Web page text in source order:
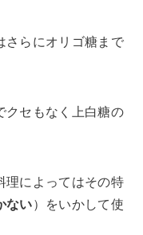
さらにオリゴ糖まで
クセもなく上白糖の
理によってはその特
ない）をいかして使